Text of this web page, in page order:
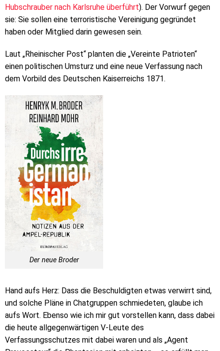
Hubschrauber nach Karlsruhe überführt). Der Vorwurf gegen
sie: Sie sollen eine terroristische Vereinigung gegründet
haben oder Mitglied darin gewesen sein.
Laut „Rheinischer Post“ planten die „Vereinte Patrioten“
einen politischen Umsturz und eine neue Verfassung nach
dem Vorbild des Deutschen Kaiserreichs 1871.
Der neue Broder
Hand aufs Herz: Dass die Beschuldigten etwas verwirrt sind,
und solche Pläne in Chatgruppen schmiedeten, glaube ich
aufs Wort. Ebenso wie ich mir gut vorstellen kann, dass dabei
die heute allgegenwärtigen V-Leute des
Verfassungsschutzes mit dabei waren und als „Agent